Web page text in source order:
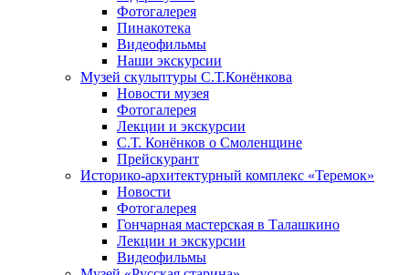
Фотогалерея
Пинакотека
Видеофильмы
Наши экскурсии
Музей скульптуры С.Т.Конёнкова
Новости музея
Фотогалерея
Лекции и экскурсии
С.Т. Конёнков о Смоленщине
Прейскурант
Историко-архитектурный комплекс «Теремок»
Новости
Фотогалерея
Гончарная мастерская в Талашкино
Лекции и экскурсии
Видеофильмы